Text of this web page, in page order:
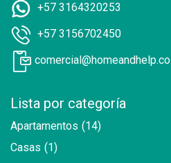
+57 3164320253
+57 3156702450
comercial@homeandhelp.co
Lista por categoría
Apartamentos (14)
Casas (1)